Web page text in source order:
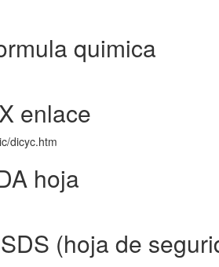
quimica
enlace
dicyc.htm
hoja
(hoja de